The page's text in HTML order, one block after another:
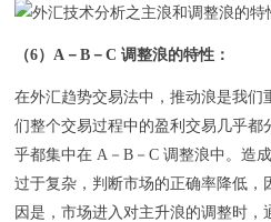
（6）A－B－C 调整浪的特性：
在外汇趋势交易法中，推动浪是我
们整个交易过程中的盈利交易几乎
乎都集中在 A－B－C 调整浪中。造
过于复杂，判断市场的正确率降低，
因是，市场进入对主升浪的调整时，